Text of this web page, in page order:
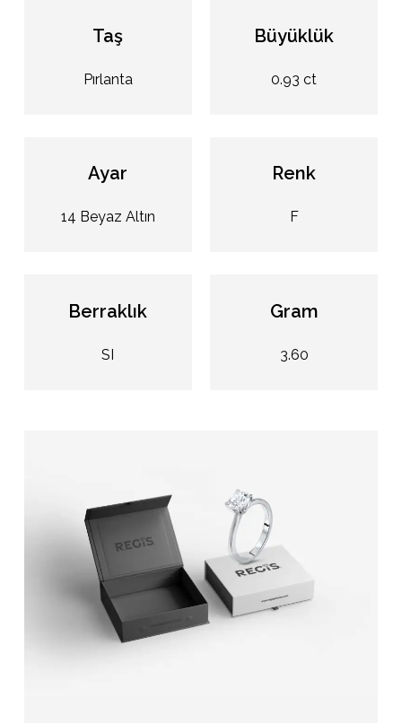
Taş
Pırlanta
Büyüklük
0.93 ct
Ayar
14 Beyaz Altın
Renk
F
Berraklık
SI
Gram
3.60